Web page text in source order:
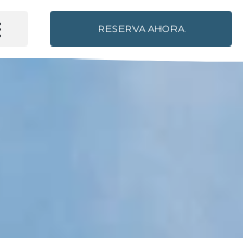
RESERVA AHORA